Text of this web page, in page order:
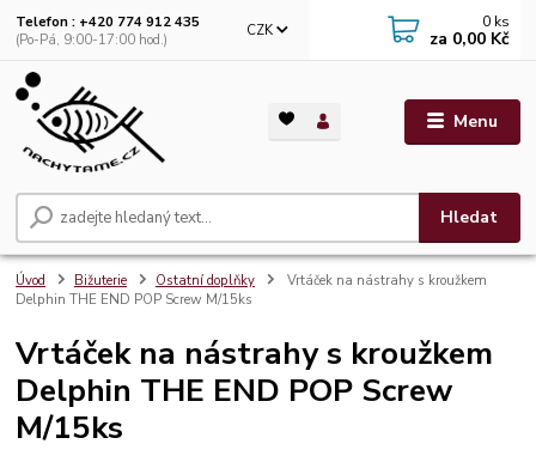
Menu
CZK
Hledat
Telefon : +420 774 912 435
(Po-Pá, 9:00-17:00 hod.)
0 ks
za 0,00 Kč
Úvod Bižuterie Ostatní doplňky
Vrtáček na nástrahy s kroužkem
Delphin THE END POP Screw M/15ks
Vrtáček na nástrahy s kroužkem
Delphin THE END POP Screw
M/15ks